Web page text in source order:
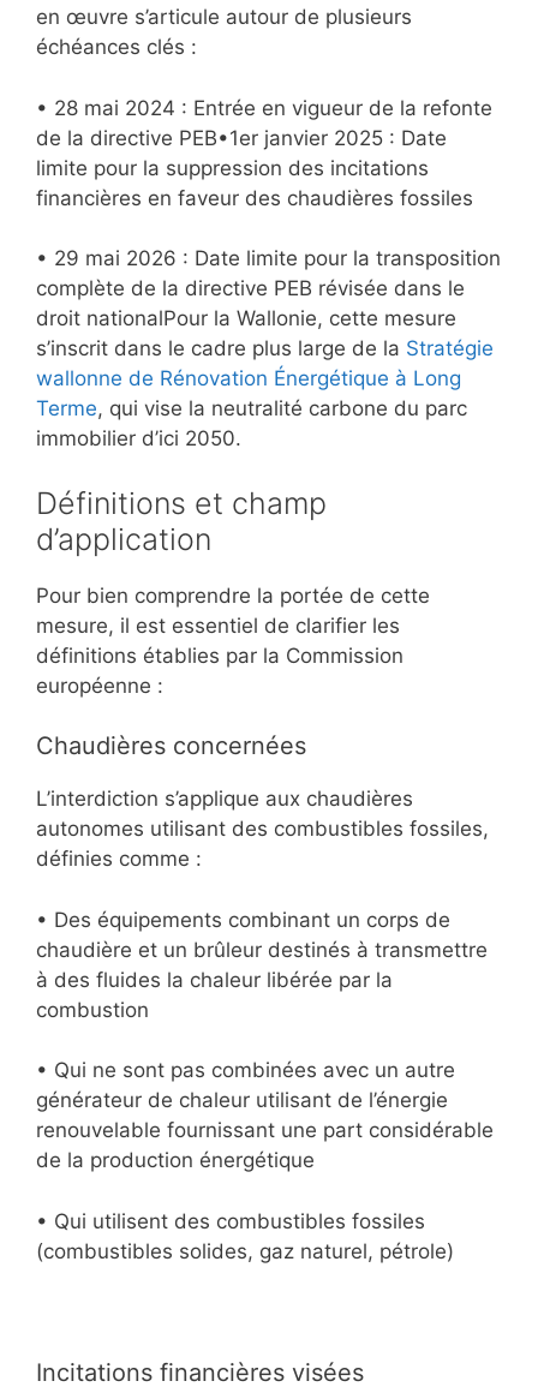
en œuvre s’articule autour de plusieurs
échéances clés :
• 28 mai 2024 : Entrée en vigueur de la refonte
de la directive PEB•1er janvier 2025 : Date
limite pour la suppression des incitations
financières en faveur des chaudières fossiles
• 29 mai 2026 : Date limite pour la transposition
complète de la directive PEB révisée dans le
droit nationalPour la Wallonie, cette mesure
s’inscrit dans le cadre plus large de la Stratégie
wallonne de Rénovation Énergétique à Long
Terme, qui vise la neutralité carbone du parc
immobilier d’ici 2050.
Définitions et champ
d’application
Pour bien comprendre la portée de cette
mesure, il est essentiel de clarifier les
définitions établies par la Commission
européenne :
Chaudières concernées
L’interdiction s’applique aux chaudières
autonomes utilisant des combustibles fossiles,
définies comme :
• Des équipements combinant un corps de
chaudière et un brûleur destinés à transmettre
à des fluides la chaleur libérée par la
combustion
• Qui ne sont pas combinées avec un autre
générateur de chaleur utilisant de l’énergie
renouvelable fournissant une part considérable
de la production énergétique
• Qui utilisent des combustibles fossiles
(combustibles solides, gaz naturel, pétrole)
Incitations financières visées